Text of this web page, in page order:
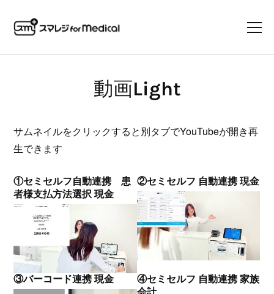
動画Light
サムネイルをクリックすると別タブでYouTubeが開き再
生できます